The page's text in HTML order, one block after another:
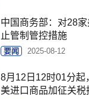
中国商务部：对28
止管制管控措施
要闻 2025-08-12
8月12日12时01分起
美进口商品加征关税